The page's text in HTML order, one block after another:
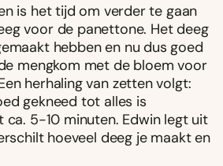
is het tijd om verder te gaan
voor de panettone. Het deeg
hebben en nu dus goed
mengkom met de bloem voor
herhaling van zetten volgt:
gekneed tot alles is
ca. 5-10 minuten. Edwin legt uit
hoeveel deeg je maakt en